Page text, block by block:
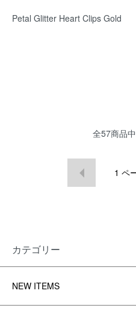
Petal Glitter Heart Clips Gold
全57商品中
1 ペ
カテゴリー
NEW ITEMS